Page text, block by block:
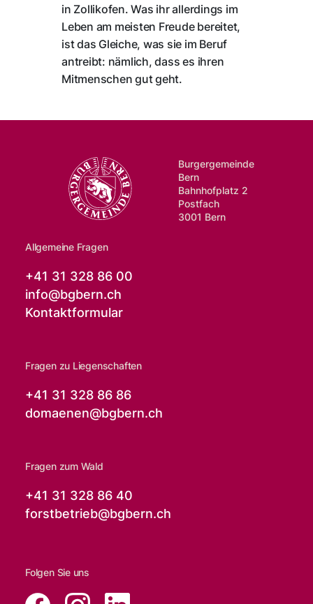
in Zollikofen. Was ihr allerdings im
Leben am meisten Freude bereitet,
ist das Gleiche, was sie im Beruf
antreibt: nämlich, dass es ihren
Mitmenschen gut geht.
Burgergemeinde
Bern
Bahnhofplatz 2
Postfach
3001 Bern
Allgemeine Fragen
+41 31 328 86 00
info@bgbern.ch
Kontaktformular
Fragen zu Liegenschaften
+41 31 328 86 86
domaenen@bgbern.ch
Fragen zum Wald
+41 31 328 86 40
forstbetrieb@bgbern.ch
Folgen Sie uns